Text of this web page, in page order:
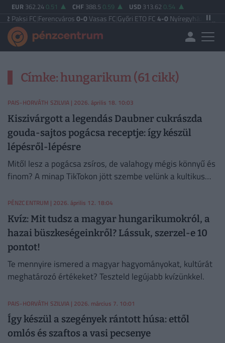
EUR 362.24 0.51 CHF 388.5 0.59 USD 313.62 0.54
FC| Ferencváros0-0Vasas FC| Győri ETO FC 4-0Nyíregyháza Újpest
Címke: hungarikum (61 cikk)
PAIS-HORVÁTH SZILVIA | 2026. április 18. 10:03
Kiszivárgott a legendás Daubner cukrászda
gouda-sajtos pogácsa receptje: így készül
lépésről-lépésre
Mitől lesz a pogácsa zsíros, de valahogy mégis könnyű és
finom? A minap TikTokon jött szembe velünk a kultikus
próbáltuk.
PÉNZCENTRUM | 2026. április 12. 18:04
Kvíz: Mit tudsz a magyar hungarikumokról, a
hazai büszkeségeinkről? Lássuk, szerzel-e 10
pontot!
Te mennyire ismered a magyar hagyományokat, kultúrát
meghatározó értékeket? Teszteld legújabb kvízünkkel.
PAIS-HORVÁTH SZILVIA | 2026. március 7. 10:01
Így készül a szegények rántott húsa: ettől
omlós és szaftos a vasi pecsenye